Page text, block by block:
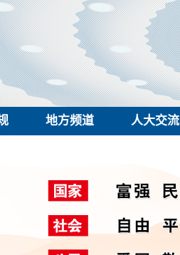
地方频道 人大交流